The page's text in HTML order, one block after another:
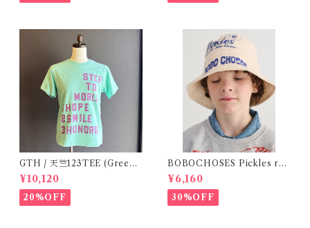
GTH / 天竺123TEE (Green)
/ Size 1
¥10,120
20%OFF
BOBOCHOSES Pickles rev
ersible hat / 52,54
¥6,160
30%OFF